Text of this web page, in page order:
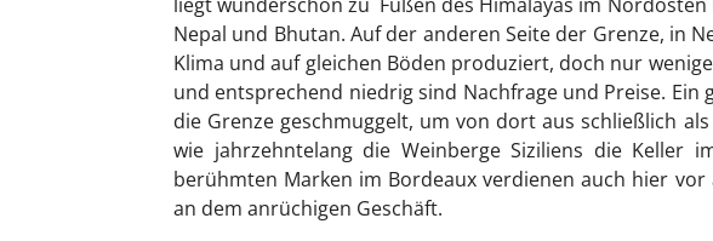
Nepal und Bhutan. Auf der anderen Seite der Grenze, in
Klima und auf gleichen Böden produziert, doch nur
und entsprechend niedrig sind Nachfrage und Preise.
die Grenze geschmuggelt, um von dort aus schließlich
wie jahrzehntelang die Weinberge Siziliens die Keller
berühmten Marken im Bordeaux verdienen auch hier
an dem anrüchigen Geschäft.